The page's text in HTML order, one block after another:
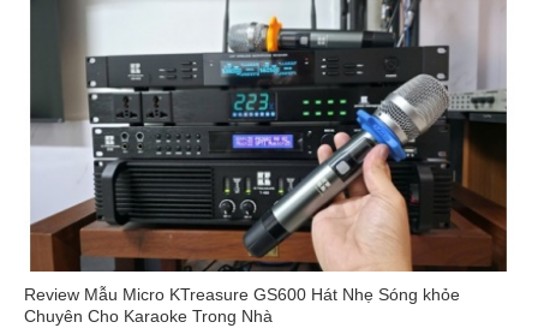
Review Mẫu Micro KTreasure GS600 Hát Nhẹ Sóng khỏe
Chuyên Cho Karaoke Trong Nhà